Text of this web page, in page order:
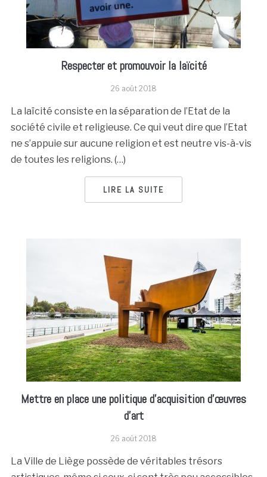
Respecter et promouvoir la laïcité
26 août 2018
La laïcité consiste en la séparation de l’Etat de la
société civile et religieuse. Ce qui veut dire que l’Etat
ne s’appuie sur aucune religion et est neutre vis-à-vis
de toutes les religions. (…)
LIRE LA SUITE
Mettre en place une politique d’acquisition d’œuvres
d’art
26 août 2018
La Ville de Liège possède de véritables trésors